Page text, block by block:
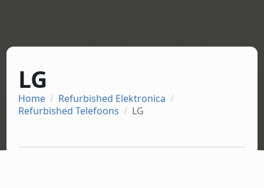
LG
Home
Refurbished Elektronica
Refurbished Telefoons
LG